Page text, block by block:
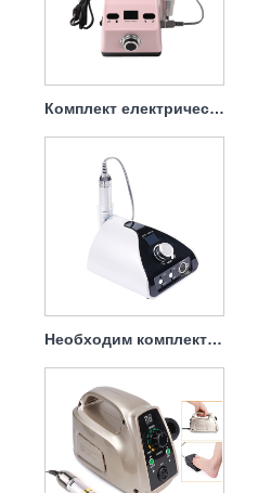
Комплект електрически бормашини за премахване на гел лак 65w 35000rpm
Необходим комплект електрически бормашини за нокти 65w 35000rpm